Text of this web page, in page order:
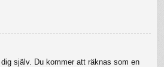
själv. Du kommer att räknas som en